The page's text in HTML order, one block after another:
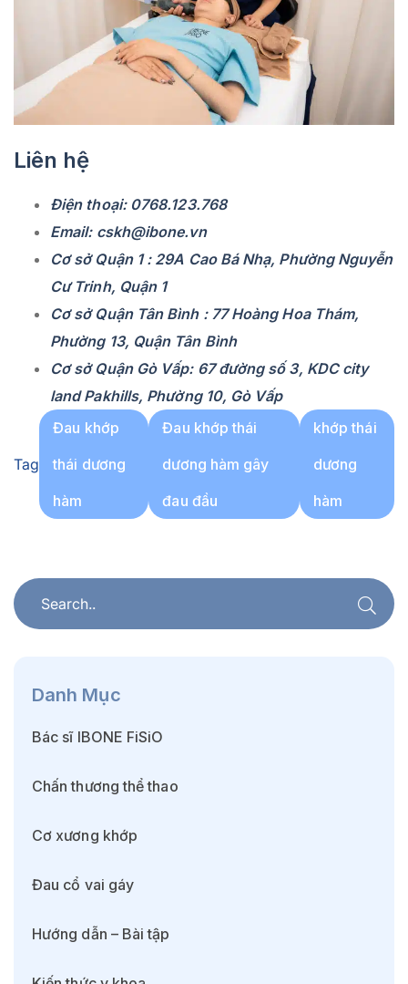
Liên hệ
Điện thoại: 0768.123.768
Email: cskh@ibone.vn
Cơ sở Quận 1 : 29A Cao Bá Nhạ, Phường Nguyễn
Cư Trinh, Quận 1
Cơ sở Quận Tân Bình : 77 Hoàng Hoa Thám,
Phường 13, Quận Tân Bình
Cơ sở Quận Gò Vấp: 67 đường số 3, KDC city
land Pakhills, Phường 10, Gò Vấp
Tag
Đau khớp
thái dương
hàm
Đau khớp thái
dương hàm gây
đau đầu
khớp thái
dương
hàm
Danh Mục
Bác sĩ IBONE FiSiO
Chấn thương thể thao
Cơ xương khớp
Đau cổ vai gáy
Hướng dẫn – Bài tập